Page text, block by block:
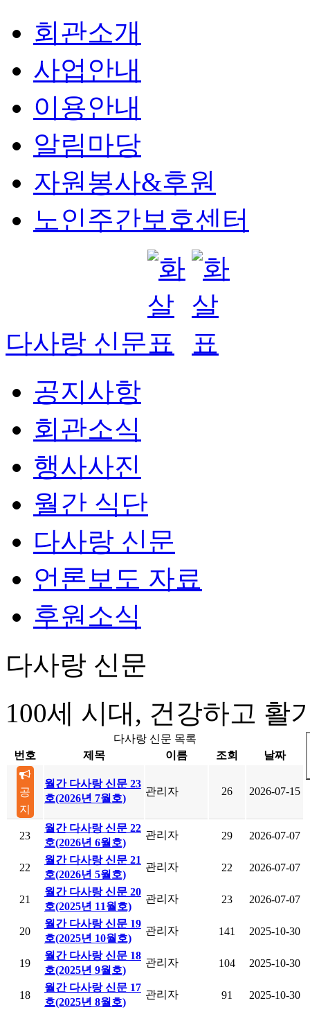
회관소개
사업안내
이용안내
알림마당
자원봉사&후원
노인주간보호센터
다사랑 신문
공지사항
회관소식
행사사진
월간 식단
다사랑 신문
언론보도 자료
후원소식
다사랑 신문
100세 시대, 건강하고 활
다사랑 신문 목록
번호
제목 이름 조회 날짜
공
지
월간 다사랑 신문 23
호(2026년 7월호)
관리자 26 2026-07-15
23
월간 다사랑 신문 22
호(2026년 6월호)
관리자 29 2026-07-07
22
월간 다사랑 신문 21
호(2026년 5월호)
관리자 22 2026-07-07
21
월간 다사랑 신문 20
호(2025년 11월호)
관리자 23 2026-07-07
20
월간 다사랑 신문 19
호(2025년 10월호)
관리자 141 2025-10-30
19
월간 다사랑 신문 18
호(2025년 9월호)
관리자 104 2025-10-30
18
월간 다사랑 신문 17
호(2025년 8월호)
관리자 91 2025-10-30